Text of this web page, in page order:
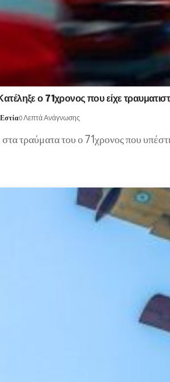
ο 71χρονος που είχε
0 Λεπτά Ανάγνωσης
τραύματα του ο 71χρονος που